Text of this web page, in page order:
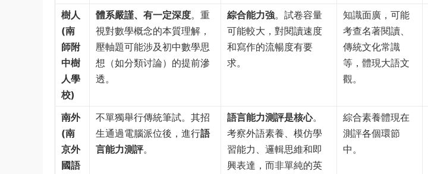
樹人
(南
師附
中樹
人學
校)
體系嚴謹、有一定深度。重
視對數學概念的本質理解，
壓軸題可能涉及初中數學思
想（如分類讨論）的提前滲
透。
綜合能力強。試卷容量
可能較大，對閱讀速度
和寫作的流暢度有要
求。
知識面廣，可能
考查名著閱讀、
傳統文化常識
等，體現大語文
觀。
南外
(南
京外
國語
不單獨舉行傳統筆試。其招
生通過電腦派位後，進行語
言能力測評。
語言能力測評是核心。
考察外語素養、模仿學
習能力、邏輯思維和即
興表達，而非單純的英
綜合素養體現在
測評各個環節
中。